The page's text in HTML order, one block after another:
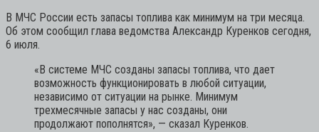
В МЧС России есть запасы топлива как минимум на три месяца.
Об этом сообщил глава ведомства Александр Куренков сегодня,
6 июля.
«В системе МЧС созданы запасы топлива, что дает
возможность функционировать в любой ситуации,
независимо от ситуации на рынке. Минимум
трехмесячные запасы у нас созданы, они
продолжают пополнятся», — сказал Куренков.